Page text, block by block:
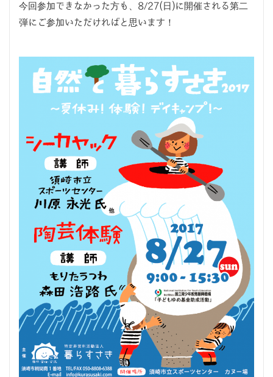
今回参加できなかった方も、8/27(日)に開催される第二
弾にご参加いただければと思います！